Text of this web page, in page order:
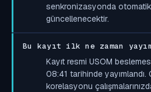
senkronizasyonda
güncellenecektir.
Bu kayıt ilk ne zaman
Kayıt resmi USOM
08:41 tarihinde
korelasyonu